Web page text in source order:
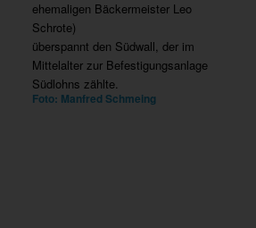
ehemaligen Bäckermeister Leo
Schrote)
überspannt den Südwall, der im
Mittelalter zur Befestigungsanlage
Südlohns zählte.
Foto: Manfred Schmeing